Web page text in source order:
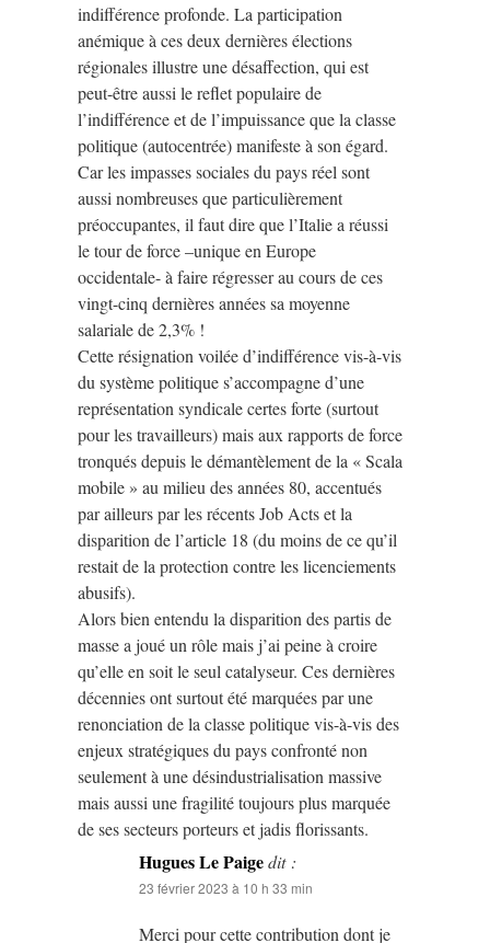
indifférence profonde. La participation
anémique à ces deux dernières élections
régionales illustre une désaffection, qui est
peut-être aussi le reflet populaire de
l’indifférence et de l’impuissance que la classe
politique (autocentrée) manifeste à son égard.
Car les impasses sociales du pays réel sont
aussi nombreuses que particulièrement
préoccupantes, il faut dire que l’Italie a réussi
le tour de force –unique en Europe
occidentale- à faire régresser au cours de ces
vingt-cinq dernières années sa moyenne
salariale de 2,3% !
Cette résignation voilée d’indifférence vis-à-vis
du système politique s’accompagne d’une
représentation syndicale certes forte (surtout
pour les travailleurs) mais aux rapports de force
tronqués depuis le démantèlement de la « Scala
mobile » au milieu des années 80, accentués
par ailleurs par les récents Job Acts et la
disparition de l’article 18 (du moins de ce qu’il
restait de la protection contre les licenciements
abusifs).
Alors bien entendu la disparition des partis de
masse a joué un rôle mais j’ai peine à croire
qu’elle en soit le seul catalyseur. Ces dernières
décennies ont surtout été marquées par une
renonciation de la classe politique vis-à-vis des
enjeux stratégiques du pays confronté non
seulement à une désindustrialisation massive
mais aussi une fragilité toujours plus marquée
de ses secteurs porteurs et jadis florissants.
Hugues Le Paigedit :
23 février 2023 à 10 h 33 min
Merci pour cette contribution dont je